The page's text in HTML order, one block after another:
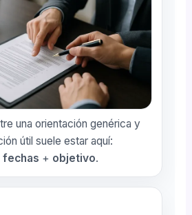
una orientación genérica y
útil suele estar aquí:
fechas + objetivo.